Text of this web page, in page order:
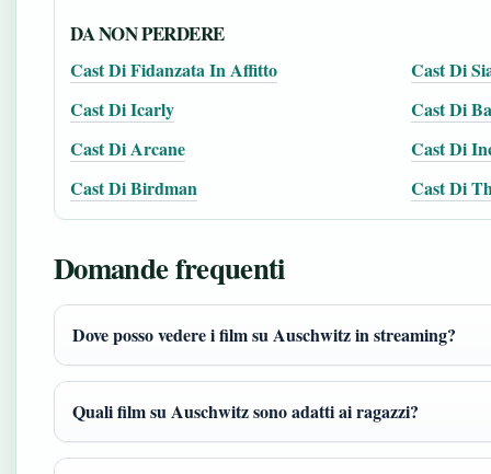
DA NON PERDERE
Cast Di Fidanzata In Affitto
Cast Di
Cast Di Icarly
Cast Di
Cast Di Arcane
Cast Di
Cast Di Birdman
Cast Di
Domande frequenti
Dove posso vedere i film su Auschwitz in streaming?
Quali film su Auschwitz sono adatti ai ragazzi?